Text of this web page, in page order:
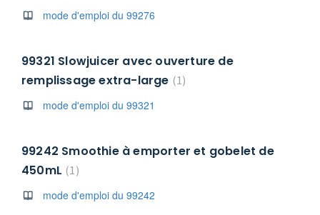
mode d'emploi du 99276
99321 Slowjuicer avec ouverture de
remplissage extra-large 1
mode d'emploi du 99321
99242 Smoothie à emporter et gobelet de
450mL 1
mode d'emploi du 99242